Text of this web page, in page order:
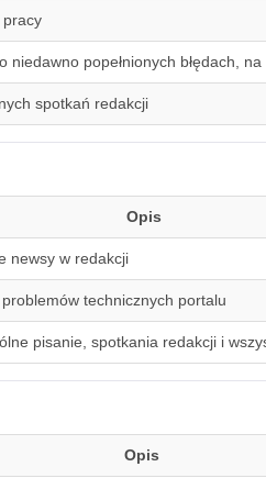
pracy
popełnionych błędach,
spotkań redakcji
Opis
newsy w redakcji
technicznych portalu
pisanie, spotkania redakcji i
Opis